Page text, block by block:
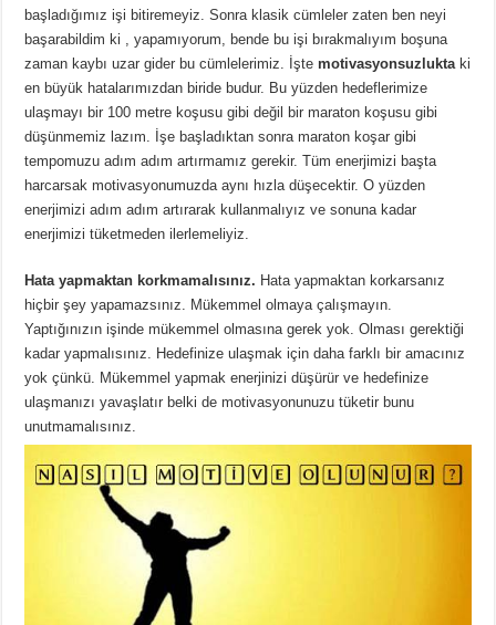
başladığımız işi bitiremeyiz. Sonra klasik cümleler zaten ben neyi
başarabildim ki , yapamıyorum, bende bu işi bırakmalıyım boşuna
zaman kaybı uzar gider bu cümlelerimiz. İştemotivasyonsuzluktaki
en büyük hatalarımızdan biride budur. Bu yüzden hedeflerimize
ulaşmayı bir 100 metre koşusu gibi değil bir maraton koşusu gibi
düşünmemiz lazım. İşe başladıktan sonra maraton koşar gibi
tempomuzu adım adım artırmamız gerekir. Tüm enerjimizi başta
harcarsak motivasyonumuzda aynı hızla düşecektir. O yüzden
enerjimizi adım adım artırarak kullanmalıyız ve sonuna kadar
enerjimizi tüketmeden ilerlemeliyiz.
Hata yapmaktan korkmamalısınız. Hata yapmaktan korkarsanız
hiçbir şey yapamazsınız. Mükemmel olmaya çalışmayın.
Yaptığınızın işinde mükemmel olmasına gerek yok. Olması gerektiği
kadar yapmalısınız. Hedefinize ulaşmak için daha farklı bir amacınız
yok çünkü. Mükemmel yapmak enerjinizi düşürür ve hedefinize
ulaşmanızı yavaşlatır belki de motivasyonunuzu tüketir bunu
unutmamalısınız.